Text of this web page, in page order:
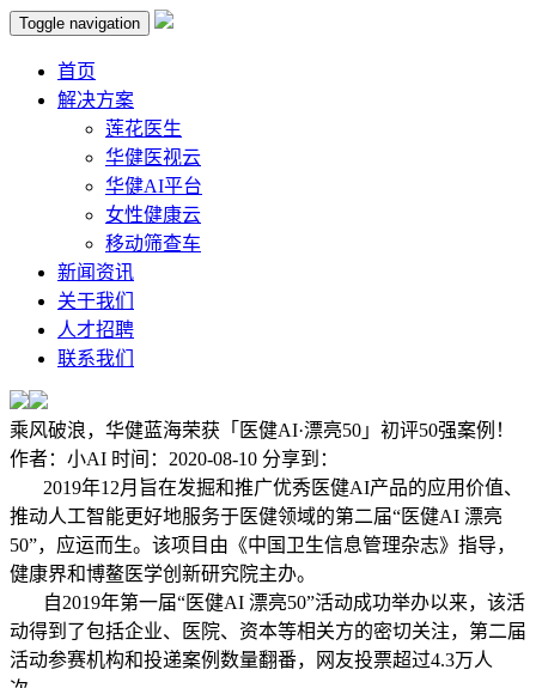
Toggle navigation
首页
解决方案
莲花医生
华健医视云
华健AI平台
女性健康云
移动筛查车
新闻资讯
关于我们
人才招聘
联系我们
乘风破浪，华健蓝海荣获「医健AI·漂亮50」初评50强案例！
作者： 小AI 时间： 2020-08-10 分享到：
2019年12月旨在发掘和推广优秀医健AI产品的应用价值、
推动人工智能更好地服务于医健领域的第二届“医健AI 漂亮
50”，应运而生。该项目由《中国卫生信息管理杂志》指导，
健康界和博鳌医学创新研究院主办。
自2019年第一届“医健AI 漂亮50”活动成功举办以来，该活
动得到了包括企业、医院、资本等相关方的密切关注，第二届
活动参赛机构和投递案例数量翻番，网友投票超过4.3万人